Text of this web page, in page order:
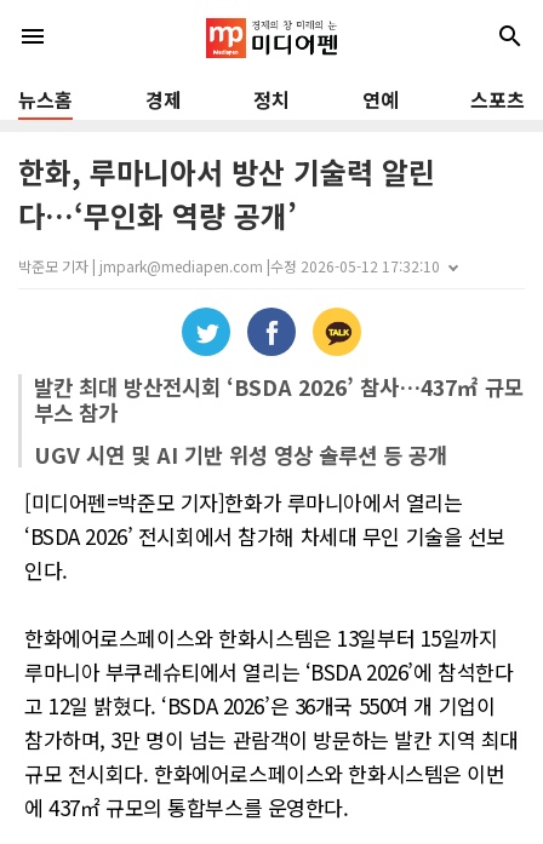
menu search
뉴스홈 경제 정치 연예 스포츠
한화, 루마니아서 방산 기술력 알린
다…‘무인화 역량 공개’
박준모 기자 | jmpark@mediapen.com |수정 2026-05-12 17:32:10
발칸 최대 방산전시회 ‘BSDA 2026’ 참사…437㎡ 규모
부스 참가
UGV 시연 및 AI 기반 위성 영상 솔루션 등 공개
[미디어펜=박준모 기자]한화가 루마니아에서 열리는
‘BSDA 2026’ 전시회에서 참가해 차세대 무인 기술을 선보
인다.
한화에어로스페이스와 한화시스템은 13일부터 15일까지
루마니아 부쿠레슈티에서 열리는 ‘BSDA 2026’에 참석한다
고 12일 밝혔다. ‘BSDA 2026’은 36개국 550여 개 기업이
참가하며, 3만 명이 넘는 관람객이 방문하는 발칸 지역 최대
규모 전시회다. 한화에어로스페이스와 한화시스템은 이번
에 437㎡ 규모의 통합부스를 운영한다.